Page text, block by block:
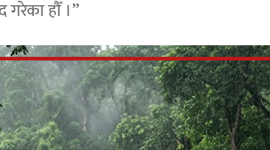
गरेका हौँ ।”